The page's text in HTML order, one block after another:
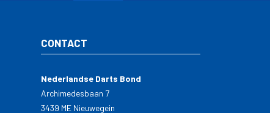
CONTACT
Nederlandse Darts Bond
Archimedesbaan 7
3439 ME Nieuwegein